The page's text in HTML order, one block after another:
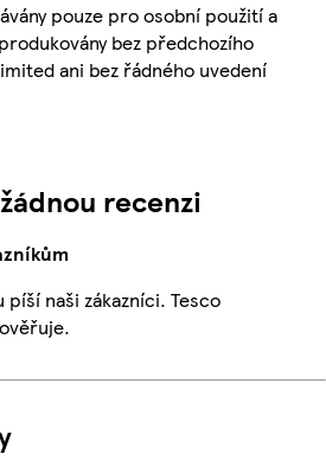
pouze pro osobní použití a
bez předchozího
ani bez řádného uvedení
recenzi
píší naši zákazníci. Tesco